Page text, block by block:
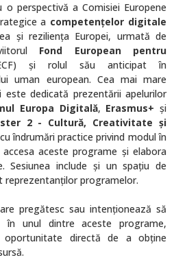
o perspectivă a Comisiei Europene
a competențelor digitale
și reziliența Europei, urmată de
Fond European pentru
și rolul său anticipat în
uman european. Cea mai mare
este dedicată prezentării apelurilor
Europa Digitală, Erasmus+și
2 - Cultură, Creativitate și
îndrumări practice privind modul în
aceste programe și elabora
Sesiunea include și un spațiu de
reprezentanților programelor.
pregătesc sau intenționează să
în unul dintre aceste programe,
oportunitate directă de a obține